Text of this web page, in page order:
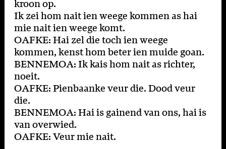
kroon op.
Ik zei hom nait ien weege kommen as hai
mie nait ien weege komt.
OAFKE: Hai zel die toch ien weege
kommen, kenst hom beter ien muide goan.
BENNEMOA: Ik kais hom nait as richter,
noeit.
OAFKE: Pienbaanke veur die. Dood veur
die.
BENNEMOA: Hai is gainend van ons, hai is
van overwied.
OAFKE: Veur mie nait.